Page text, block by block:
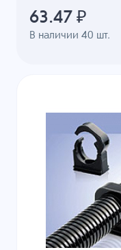
В наличии40 шт.
63.47 ₽